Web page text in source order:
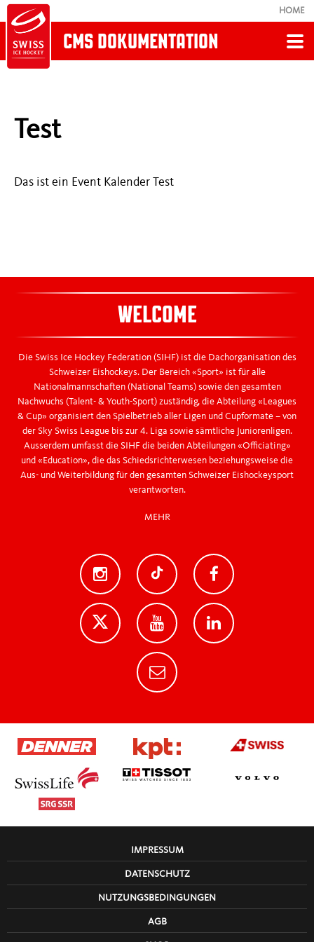
HOME
CMS DOKUMENTATION
CMS DOKUMENTATION
07-13 Media Module
09 Countdown
14-18 Links, Downloads & Tabelle
19 Form
23 & 26 Collection Modules
24 Members
33 Event Calendar
35 Sportsbetting
42-45 SMS Totomat, iFrame, Gallery Extended
48 Advertisement
52 Map
Test
Das ist ein Event Kalender Test
WELCOME
Die Swiss Ice Hockey Federation (SIHF) ist die Dachorganisation des
Schweizer Eishockeys. Der Bereich «Sport» ist für alle
Nationalmannschaften (National Teams) sowie den gesamten
Nachwuchs (Talent- & Youth-Sport) zuständig, die Abteilung «Leagues
& Cup» organisiert den Spielbetrieb aller Ligen und Cupformate – von
der Sky Swiss League bis zur 4. Liga sowie sämtliche Juniorenligen.
Ausserdem umfasst die SIHF die beiden Abteilungen «Officiating»
und «Education», die das Schiedsrichterwesen beziehungsweise die
Aus- und Weiterbildung für den gesamten Schweizer Eishockeysport
verantworten.
MEHR
IMPRESSUM
DATENSCHUTZ
NUTZUNGSBEDINGUNGEN
AGB